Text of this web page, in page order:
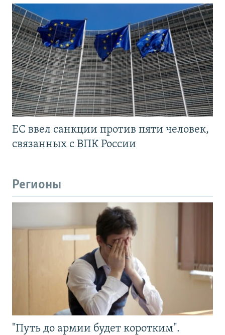
ЕС ввел санкции против пяти человек,
связанных с ВПК России
Регионы
"Путь до армии будет коротким".